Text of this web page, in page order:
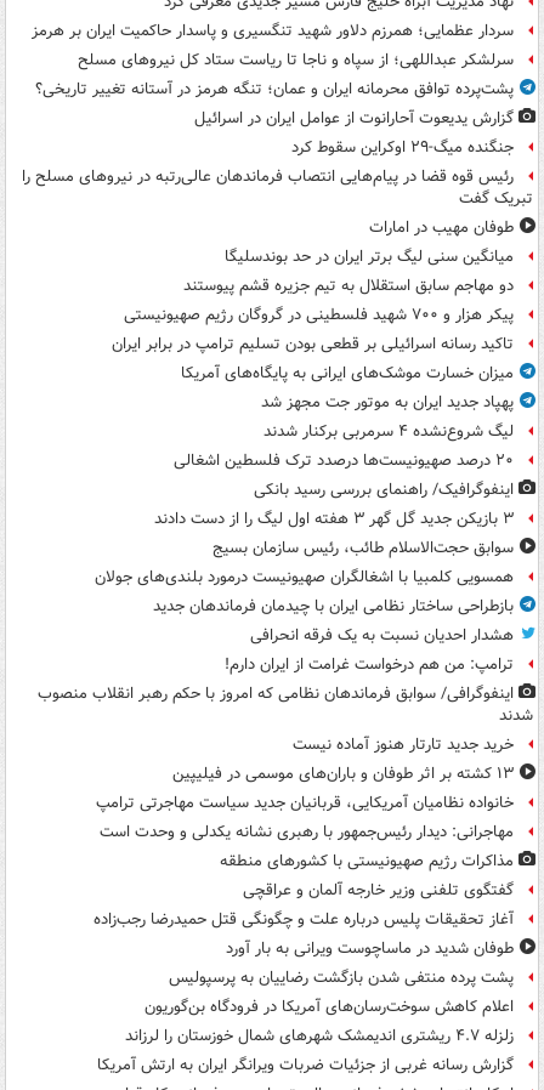
سردار عظمایی؛ همرزم دلاور شهید تنگسیری و پاسدار حاکمیت ایران بر هرمز
سرلشکر عبداللهی؛ از سپاه و ناجا تا ریاست ستاد کل نیروهای مسلح
پشت‌پرده توافق محرمانه ایران و عمان؛ تنگه هرمز در آستانه تغییر تاریخی؟
گزارش یدیعوت آحارانوت از عوامل ایران در اسرائیل
جنگنده میگ-۲۹ اوکراین سقوط کرد
رئیس قوه قضا در پیام‌هایی انتصاب‌ فرماندهان عالی‌رتبه در نیروهای مسلح را
تبریک گفت
طوفان مهیب در امارات
میانگین سنی لیگ برتر ایران در حد بوندسلیگا
دو مهاجم سابق استقلال به تیم جزیره قشم پیوستند
پیکر هزار و ۷۰۰ شهید فلسطینی در گروگان رژیم صهیونیستی
تاکید رسانه اسرائیلی بر قطعی بودن تسلیم ترامپ در برابر ایران
میزان خسارت موشک‌های ایرانی به پایگاه‌های آمریکا
پهپاد جدید ایران به موتور جت مجهز شد
لیگ شروع‌نشده ۴ سرمربی برکنار شدند
۲۰ درصد صهیونیست‌ها درصدد ترک فلسطین اشغالی
اینفوگرافیک/ راهنمای بررسی رسید بانکی
۳ بازیکن جدید گل گهر ۳ هفته اول لیگ را از دست دادند
سوابق حجت‌الاسلام طائب، رئیس سازمان بسیج
همسویی کلمبیا با اشغالگران صهیونیست درمورد بلندی‌های جولان
بازطراحی ساختار نظامی ایران با چیدمان فرماندهان جدید
هشدار احدیان نسبت به یک فرقه انحرافی
ترامپ: من هم درخواست غرامت از ایران دارم!
اینفوگرافی/ سوابق فرماندهان نظامی که امروز با حکم رهبر انقلاب منصوب
شدند
خرید جدید تارتار هنوز آماده نیست
۱۳ کشته بر اثر طوفان و باران‌های موسمی در فیلیپین
خانواده نظامیان آمریکایی، قربانیان جدید سیاست مهاجرتی ترامپ
مهاجرانی: دیدار رئیس‌جمهور با رهبری نشانه یکدلی و وحدت است
مذاکرات رژیم صهیونیستی با کشورهای منطقه
گفتگوی تلفنی وزیر خارجه آلمان و عراقچی
آغاز تحقیقات پلیس درباره علت و چگونگی قتل حمیدرضا رجب‌زاده
طوفان شدید در ماساچوست ویرانی به بار آورد
پشت پرده منتفی شدن بازگشت رضاییان به پرسپولیس
اعلام کاهش سوخت‌رسان‌های آمریکا در فرودگاه بن‌گوریون
زلزله ۴.۷ ریشتری اندیمشک شهرهای شمال خوزستان را لرزاند
گزارش رسانه غربی از جزئیات ضربات ویرانگر ایران به ارتش آمریکا